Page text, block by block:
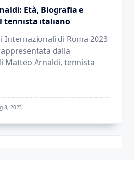
Età, Biografia e
tennista italiano
Internazionali di Roma 2023
dalla
Matteo Arnaldi, tennista
8, 2023